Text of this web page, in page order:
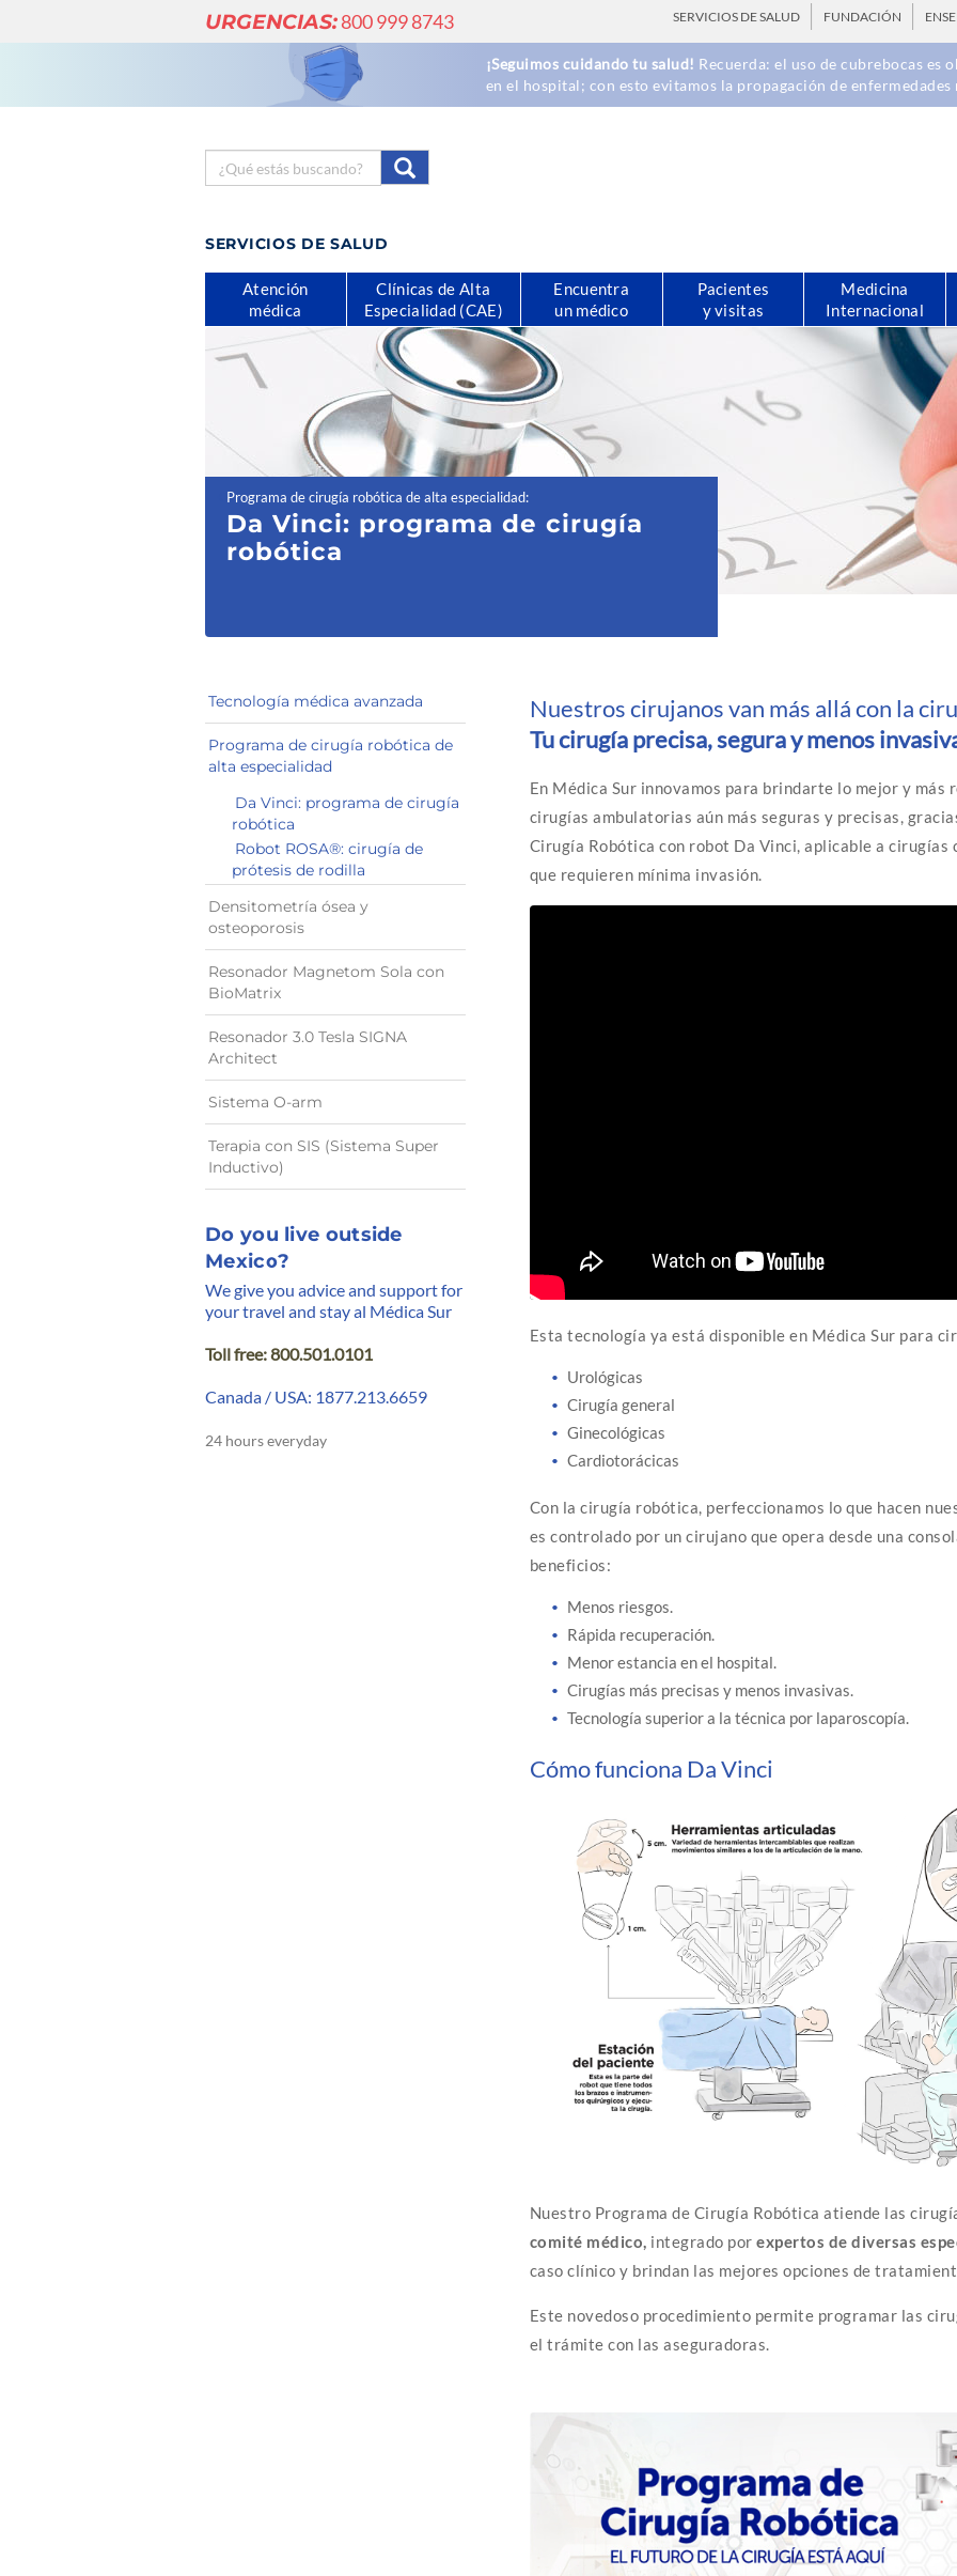
URGENCIAS:800 999 8743 SERVICIOS DE SALUD FUNDACIÓN
¡Seguimos cuidando tu salud! Recuerda: el uso de cubrebocas es
en el hospital; con esto evitamos la propagación de
SERVICIOS DE SALUD
Atención
médica
Clínicas de Alta
Especialidad (CAE)
Encuentra
un médico
Pacientes
y visitas
Medicina
Internacional
Programa de cirugía robótica de alta especialidad:
Da Vinci: programa de cirugía
robótica
Nuestros cirujanos van más allá con la
Tu cirugía precisa, segura y menos
En Médica Sur innovamos para brindarte lo mejor y más
cirugías ambulatorias aún más seguras y precisas,
Cirugía Robótica con robot Da Vinci, aplicable a cirugías
que requieren mínima invasión.
Esta tecnología ya está disponible en Médica Sur para
Urológicas
Cirugía general
Ginecológicas
Cardiotorácicas
Con la cirugía robótica, perfeccionamos lo que hacen
es controlado por un cirujano que opera desde una
beneficios:
Menos riesgos.
Rápida recuperación.
Menor estancia en el hospital.
Cirugías más precisas y menos invasivas.
Tecnología superior a la técnica por laparoscopía.
Cómo funciona Da Vinci
Nuestro Programa de Cirugía Robótica atiende las
comité médico, integrado porexpertos de diversas
caso clínico y brindan las mejores opciones de
Este novedoso procedimiento permite programar las
el trámite con las aseguradoras.
Tecnología médica avanzada
Programa de cirugía robótica de
alta especialidad
Da Vinci: programa de cirugía
robótica
Robot ROSA®: cirugía de
prótesis de rodilla
Densitometría ósea y
osteoporosis
Resonador Magnetom Sola con
BioMatrix
Resonador 3.0 Tesla SIGNA
Architect
Sistema O-arm
Terapia con SIS (Sistema Super
Inductivo)
Do you live outside
Mexico?
We give you advice and support for
your travel and stay al Médica Sur
Toll free: 800.501.0101
Canada / USA: 1877.213.6659
24 hours everyday